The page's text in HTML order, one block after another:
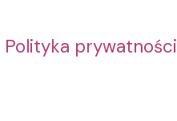
Polityka prywatności